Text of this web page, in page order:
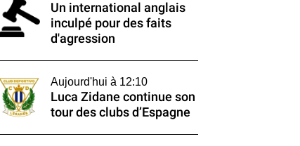
Un international anglais
inculpé pour des faits
d'agression
Aujourd'hui à 12:10
Luca Zidane continue son
tour des clubs d’Espagne